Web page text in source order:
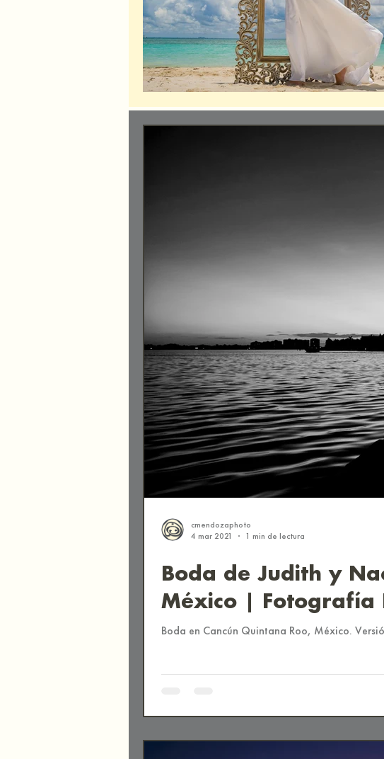
Boda de Judith y
México | Fotografía
Boda en Cancún Quintana Roo, México.
cmendozaphoto
4 mar 2021
1 min de lectura